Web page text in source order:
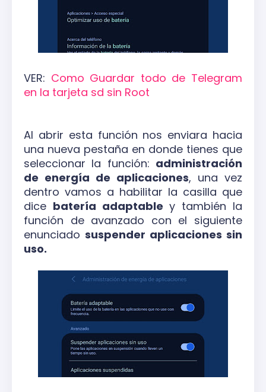
VER: Como Guardar todo de Telegram
en la tarjeta sd sin Root
Al abrir esta función nos enviara hacia
una nueva pestaña en donde tienes que
seleccionar la función: administración
de energía de aplicaciones, una vez
dentro vamos a habilitar la casilla que
dice batería adaptable y también la
función de avanzado con el siguiente
enunciado suspender aplicaciones sin
uso.